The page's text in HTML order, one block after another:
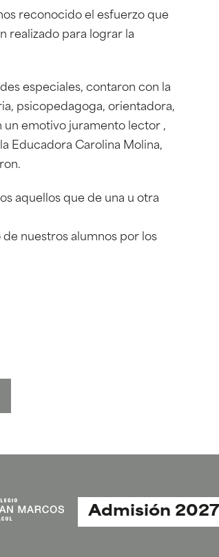
reconocido el esfuerzo que
realizado para lograr la
especiales, contaron con la
psicopedagoga, orientadora,
un emotivo juramento lector ,
Educadora Carolina Molina,
aquellos que de una u otra
nuestros alumnos por los
Admisión 2027